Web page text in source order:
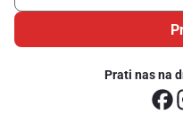
Prati nas na